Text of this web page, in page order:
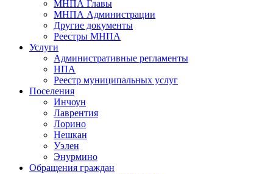
МНПА Главы
МНПА Администрации
Другие документы
Реестры МНПА
Услуги
Административные регламенты
НПА
Реестр муниципальных услуг
Поселения
Инчоун
Лаврентия
Лорино
Нешкан
Уэлен
Энурмино
Обращения граждан